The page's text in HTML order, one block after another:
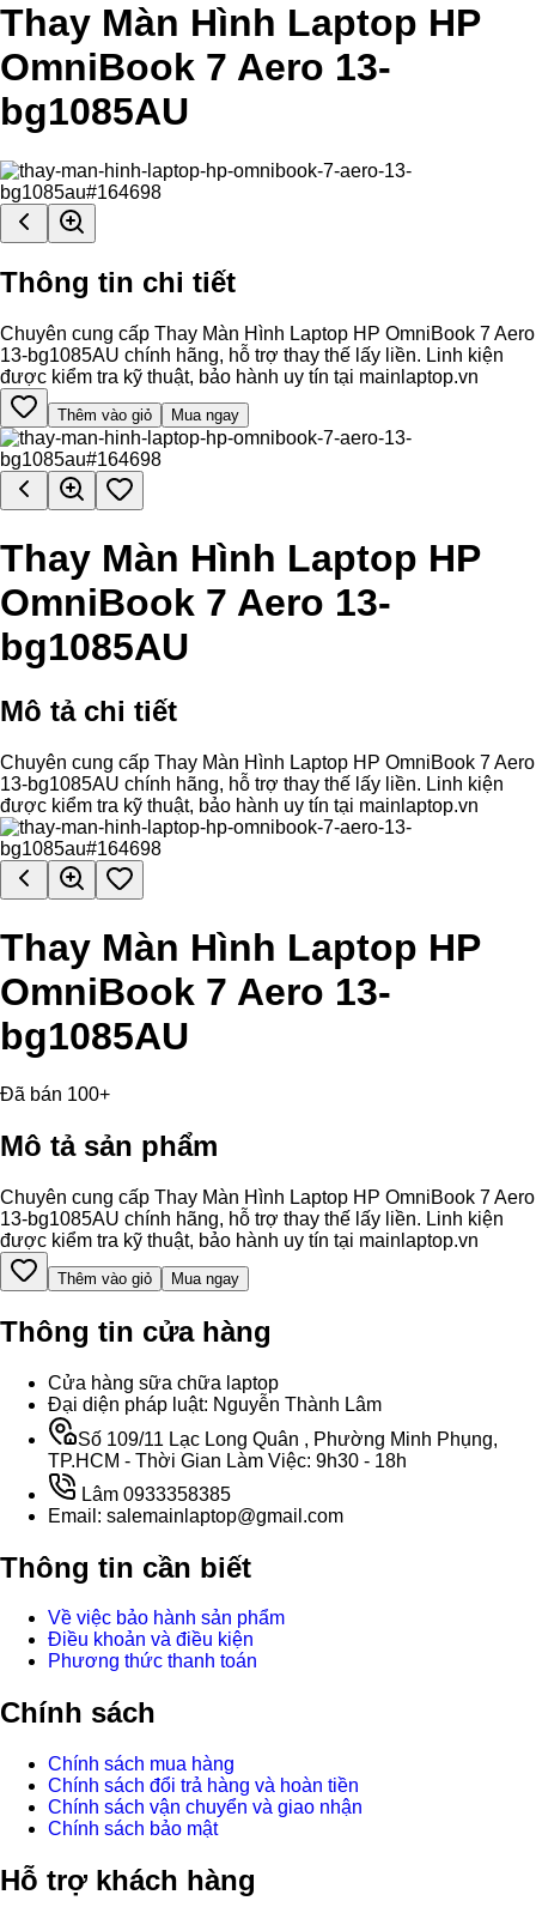
Thay Màn Hình Laptop HP
OmniBook 7 Aero 13-
bg1085AU
Thông tin chi tiết
Chuyên cung cấp Thay Màn Hình Laptop HP OmniBook 7 Aero
13-bg1085AU chính hãng, hỗ trợ thay thế lấy liền. Linh kiện
được kiểm tra kỹ thuật, bảo hành uy tín tại mainlaptop.vn
Thêm vào giỏ Mua ngay
Thay Màn Hình Laptop HP
OmniBook 7 Aero 13-
bg1085AU
Mô tả chi tiết
Chuyên cung cấp Thay Màn Hình Laptop HP OmniBook 7 Aero
13-bg1085AU chính hãng, hỗ trợ thay thế lấy liền. Linh kiện
được kiểm tra kỹ thuật, bảo hành uy tín tại mainlaptop.vn
Thay Màn Hình Laptop HP
OmniBook 7 Aero 13-
bg1085AU
Đã bán 100+
Mô tả sản phẩm
Chuyên cung cấp Thay Màn Hình Laptop HP OmniBook 7 Aero
13-bg1085AU chính hãng, hỗ trợ thay thế lấy liền. Linh kiện
được kiểm tra kỹ thuật, bảo hành uy tín tại mainlaptop.vn
Thêm vào giỏ Mua ngay
Thông tin cửa hàng
Cửa hàng sữa chữa laptop
Đại diện pháp luật: Nguyễn Thành Lâm
Số 109/11 Lạc Long Quân , Phường Minh Phụng,
TP.HCM - Thời Gian Làm Việc: 9h30 - 18h
Lâm 0933358385
Email: salemainlaptop@gmail.com
Thông tin cần biết
Về việc bảo hành sản phẩm
Điều khoản và điều kiện
Phương thức thanh toán
Chính sách
Chính sách mua hàng
Chính sách đổi trả hàng và hoàn tiền
Chính sách vận chuyển và giao nhận
Chính sách bảo mật
Hỗ trợ khách hàng